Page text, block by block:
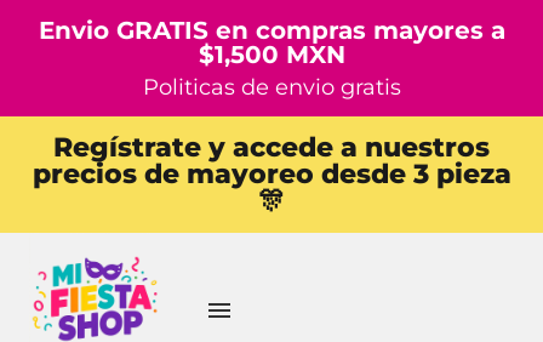
Envio GRATIS en compras mayores a
$1,500 MXN
Politicas de envio gratis
Regístrate y accede a nuestros
precios de mayoreo desde 3 pieza
🎊